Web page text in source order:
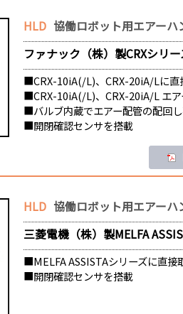
HLD 協働ロボット用エアーハ
ファナック（株）製CRXシリ
■CRX-10iA(/L)、CRX-20iA/Lに直
■CRX-10iA(/L)、CRX-20iA/L エア
■バルブ内蔵でエアー配管の配回
■開閉確認センサを搭載
HLD 協働ロボット用エアーハ
三菱電機（株）製MELFA
■MELFA ASSISTAシリーズに直接
■開閉確認センサを搭載